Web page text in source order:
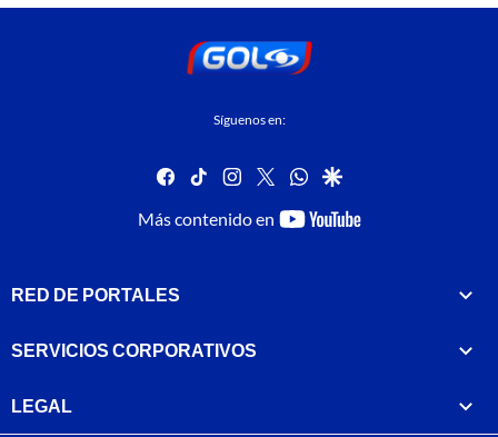
Síguenos en:
facebook
tiktok instagram
twitterwhatsapp
google
Más contenido en
youtube-
RED DE PORTALES
SERVICIOS CORPORATIVOS
LEGAL